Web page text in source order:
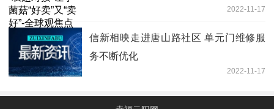
2022-11-17
信新相映走进唐山路社区 单元门维修服
务不断优化
2022-11-17